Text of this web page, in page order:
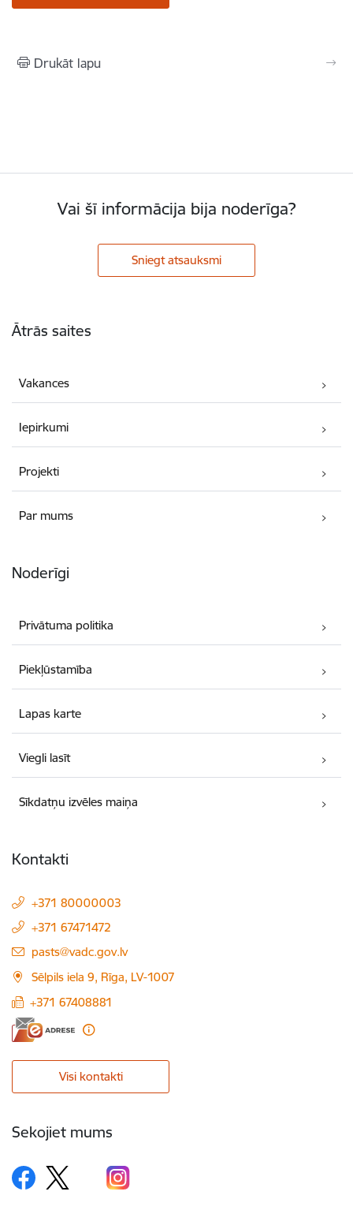
Drukāt lapu
Vai šī informācija bija noderīga?
Sniegt atsauksmi
Ātrās saites
Vakances
Iepirkumi
Projekti
Par mums
Noderīgi
Privātuma politika
Piekļūstamība
Lapas karte
Viegli lasīt
Sīkdatņu izvēles maiņa
Kontakti
+371 80000003
+371 67471472
E-pasts:
pasts@vadc.gov.lv
Sēlpils iela 9, Rīga, LV-1007
+371 67408881
Visi kontakti
Sekojiet mums